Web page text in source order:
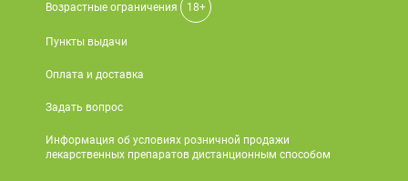
Возрастные ограничения 18+
Пункты выдачи
Оплата и доставка
Задать вопрос
Информация об условиях розничной продажи
лекарственных препаратов дистанционным способом